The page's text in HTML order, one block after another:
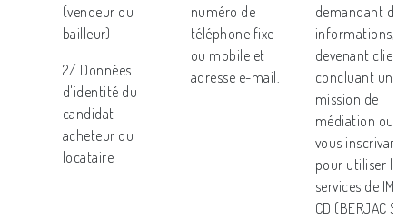
(vendeur ou
bailleur)
2/ Données
d'identité du
candidat
acheteur ou
locataire
numéro de
téléphone fixe
ou mobile et
adresse e-mail.
demandant des
informations,
devenant
concluant une
mission de
médiation ou
vous inscrivant
pour utiliser les
services de
CD (BERJAC